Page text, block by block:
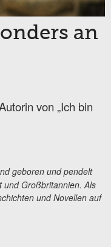
an
von „Ich bin
geboren und pendelt
und Großbritannien. Als
und Novellen auf